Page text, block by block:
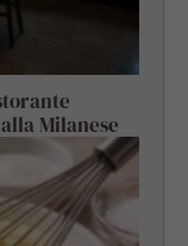
Milanese